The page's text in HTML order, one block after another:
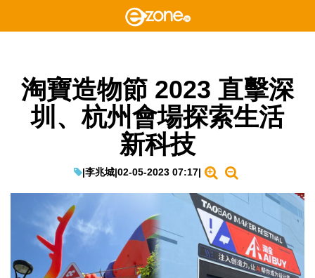
淘寶造物節 2023 直擊深
圳、杭州會場探索生活
新科技
|李兆城|02-05-2023 07:17|